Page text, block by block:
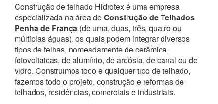
Construção de telhado Hidrotex é uma empresa
especializada na área deConstrução de Telhados
Penha de França (de uma, duas, três, quatro ou
múltiplas águas), os quais podem integrar diversos
tipos de telhas, nomeadamente de cerâmica,
fotovoltaicas, de alumínio, de ardósia, de canal ou de
vidro. Construimos todo e qualquer tipo de telhado,
fazemos todo o projeto, construção e reformas de
telhados, residências, comerciais e industriais.